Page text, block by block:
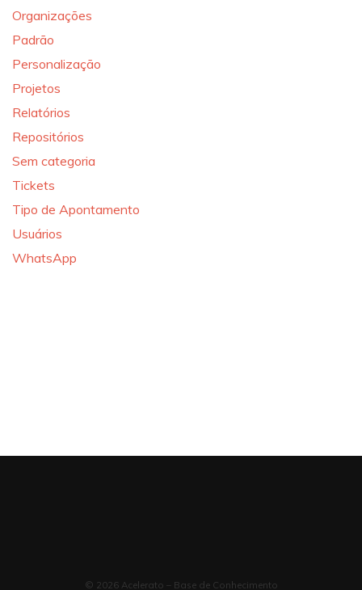
Organizações
Padrão
Personalização
Projetos
Relatórios
Repositórios
Sem categoria
Tickets
Tipo de Apontamento
Usuários
WhatsApp
© 2026 Acelerato – Base de Conhecimento